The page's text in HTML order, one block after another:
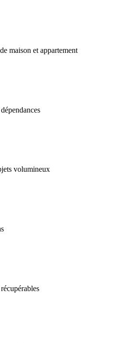
maison et appartement
volumineux